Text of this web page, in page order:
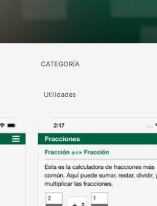
CATEGORÍA
Utilidades